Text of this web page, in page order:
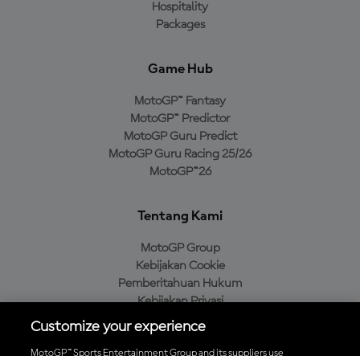
Hospitality
Packages
Game Hub
MotoGP™ Fantasy
MotoGP™ Predictor
MotoGP Guru Predict
MotoGP Guru Racing 25/26
MotoGP™26
Tentang Kami
MotoGP Group
Kebijakan Cookie
Pemberitahuan Hukum
Kebijakan Privasi
Kebijakan Pembelian
Customize your experience
MotoGP™ Sports Entertainment Group and its suppliers use